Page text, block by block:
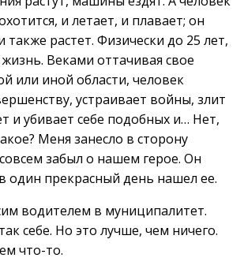
и летает, и плавает; он
растет. Физически до 25 лет,
Веками оттачивая свое
или иной области, человек
устраивает войны, злит
и убивает себе подобных и… Нет,
Меня занесло в сторону
забыл о нашем герое. Он
один прекрасный день нашел ее.
водителем в муниципалитет.
себе. Но это лучше, чем ничего.
что-то.